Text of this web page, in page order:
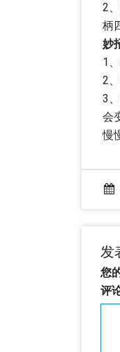
2
柄
妙
1
2
3
会
慢
发
您
评